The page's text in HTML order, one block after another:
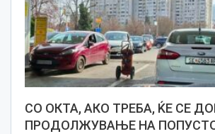
СО ОКТА, АКО ТРЕБА, ЌЕ СЕ
ПРОДОЛЖУВАЊЕ НА